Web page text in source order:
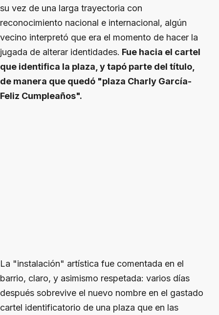
su vez de una larga trayectoria con
reconocimiento nacional e internacional, algún
vecino interpretó que era el momento de hacer la
jugada de alterar identidades. Fue hacia el cartel
que identifica la plaza, y tapó parte del título,
de manera que quedó "plaza Charly García-
Feliz Cumpleaños".
La "instalación" artística fue comentada en el
barrio, claro, y asimismo respetada: varios días
después sobrevive el nuevo nombre en el gastado
cartel identificatorio de una plaza que en las